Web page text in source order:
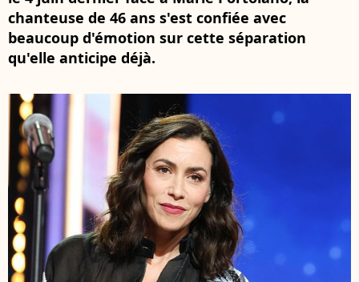
chanteuse de 46 ans s'est confiée avec
beaucoup d'émotion sur cette séparation
qu'elle anticipe déjà.